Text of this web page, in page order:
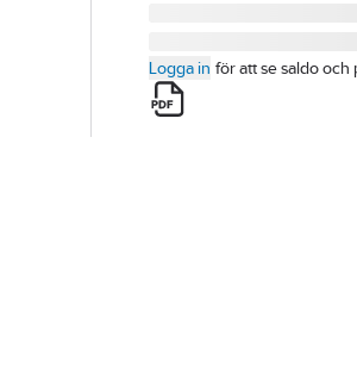
Logga in för att se saldo och